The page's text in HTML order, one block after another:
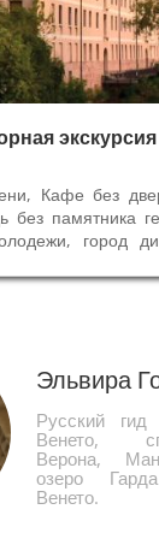
экскурсия
Кафе без
без памятника
город
и ученый, самый
Эльвира
Русский
Венето,
Верона,
озеро
Венето.